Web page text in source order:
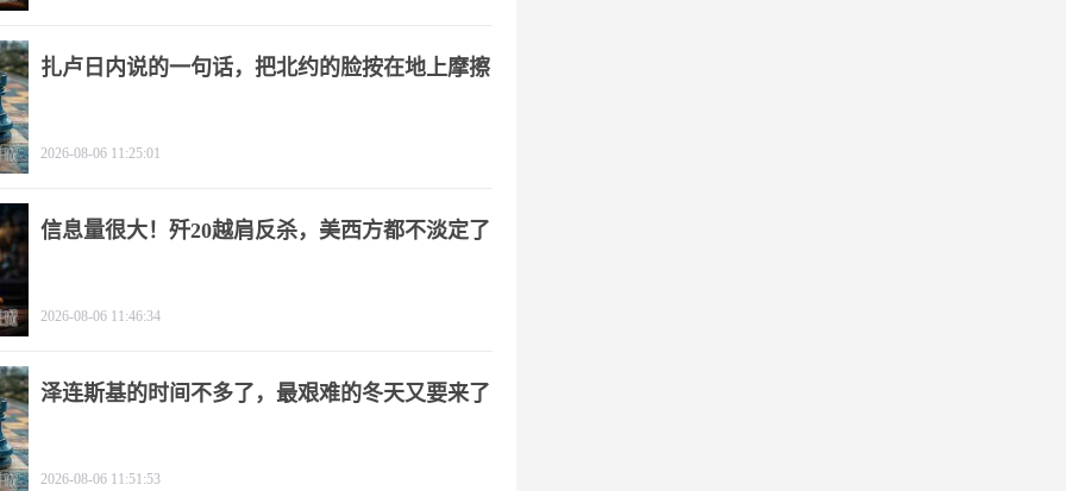
扎卢日内说的一句话，把北约的脸按在地上摩擦
2026-08-06 11:25:01
信息量很大！歼20越肩反杀，美西方都不淡定了
2026-08-06 11:46:34
泽连斯基的时间不多了，最艰难的冬天又要来了
2026-08-06 11:51:53